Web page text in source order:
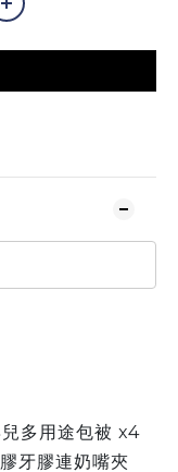
多用途包被 x4
牙膠連奶嘴夾